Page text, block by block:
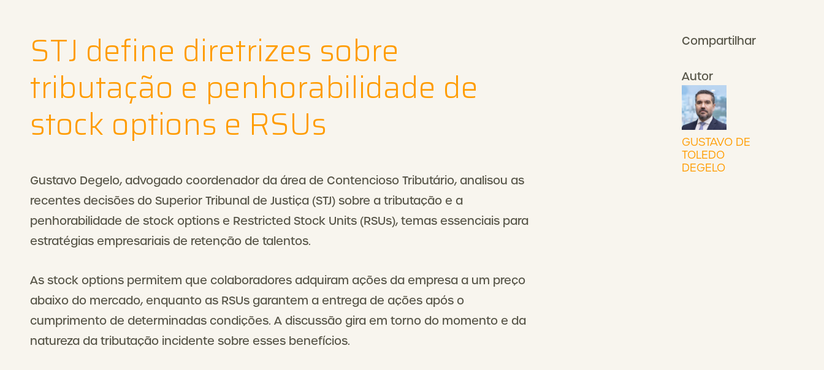
STJ define diretrizes sobre
tributação e penhorabilidade de
stock options e RSUs
Gustavo Degelo, advogado coordenador da área de Contencioso Tributário, analisou as
recentes decisões do Superior Tribunal de Justiça (STJ) sobre a tributação e a
penhorabilidade de stock options e Restricted Stock Units (RSUs), temas essenciais para
estratégias empresariais de retenção de talentos.
As stock options permitem que colaboradores adquiram ações da empresa a um preço
abaixo do mercado, enquanto as RSUs garantem a entrega de ações após o
cumprimento de determinadas condições. A discussão gira em torno do momento e da
natureza da tributação incidente sobre esses benefícios.
Compartilhar
Autor
GUSTAVO DE
TOLEDO
DEGELO